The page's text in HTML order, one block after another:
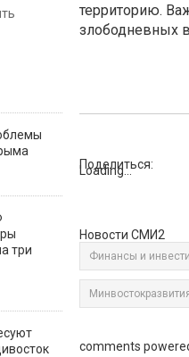
три
территорию.
злободневных
Поделиться:
Loading...
Новости СМИ2
Финансы и
comments